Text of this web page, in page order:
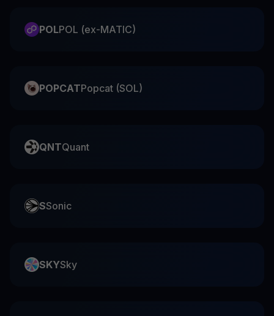
POLPOL (ex-MATIC)
POPCATPopcat (SOL)
QNTQuant
SSonic
SKYSky